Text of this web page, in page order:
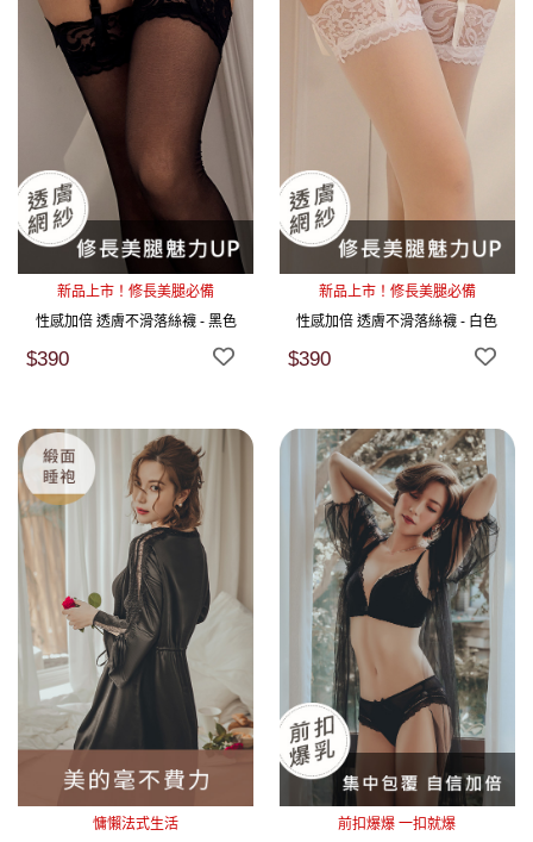
新品上市！修長美腿必備
性感加倍 透膚不滑落絲襪 - 黑色
$390
新品上市！修長美腿必備
性感加倍 透膚不滑落絲襪 - 白色
$390
慵懶法式生活
前扣爆爆 一扣就爆